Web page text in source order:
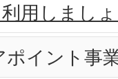
用しまし
ポイント事